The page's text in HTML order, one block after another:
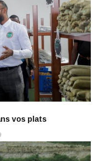
vos plats